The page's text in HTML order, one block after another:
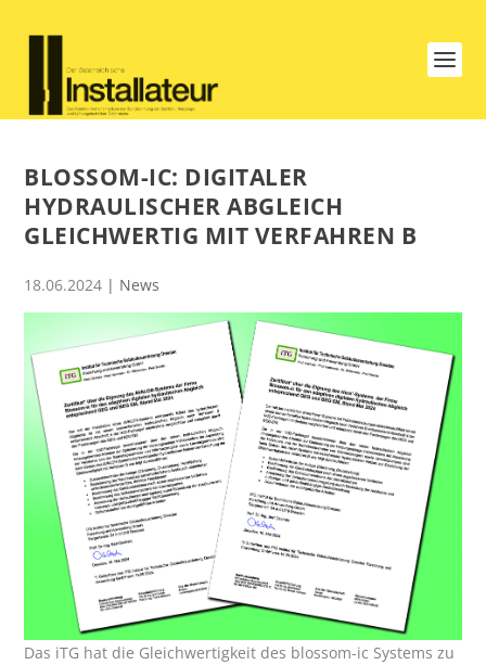
BLOSSOM-IC: DIGITALER
HYDRAULISCHER ABGLEICH
GLEICHWERTIG MIT VERFAHREN B
18.06.2024 | News
Das iTG hat die Gleichwertigkeit des blossom-ic Systems zu